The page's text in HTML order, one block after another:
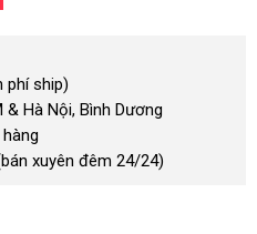
phí ship)
Hà Nội, Bình Dương
xuyên đêm 24/24)